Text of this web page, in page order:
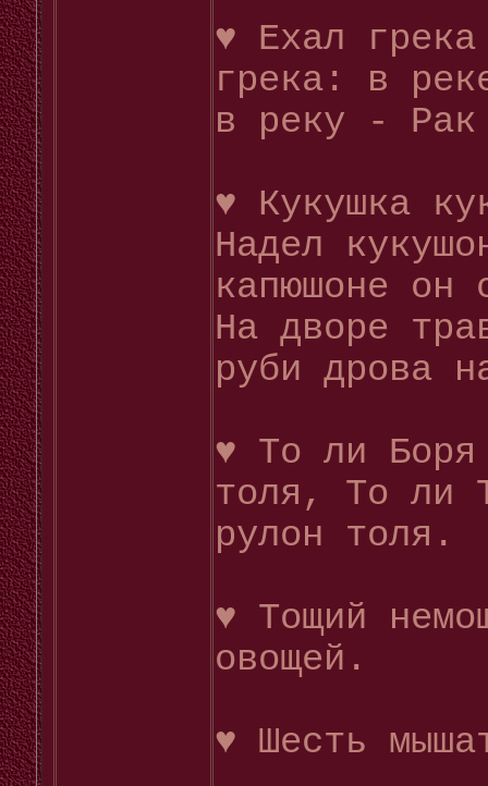
♥ Ехал
грека: в
в реку -
♥ Кукушка
Надел
капюшоне он
На дворе
руби дрова
♥ То ли Боря
толя, То ли
рулон толя.
♥ Тощий
овощей.
♥ Шесть